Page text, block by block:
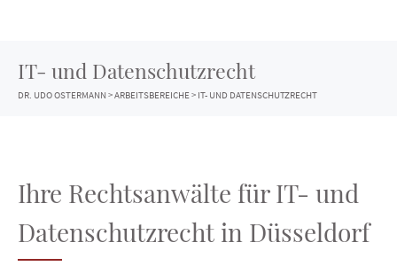
IT- und Datenschutzrecht
DR. UDO OSTERMANN >ARBEITSBEREICHE > IT- UND DATENSCHUTZRECHT
Ihre Rechtsanwälte für IT- und
Datenschutzrecht in Düsseldorf